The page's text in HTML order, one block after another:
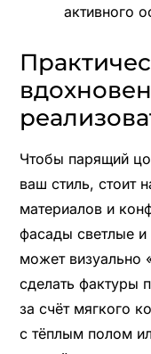
активного
Чтобы парящий
ваш стиль, стоит
материалов и
фасады светлые и
может визуально
сделать фактуры
за счёт мягкого
с тёплым полом